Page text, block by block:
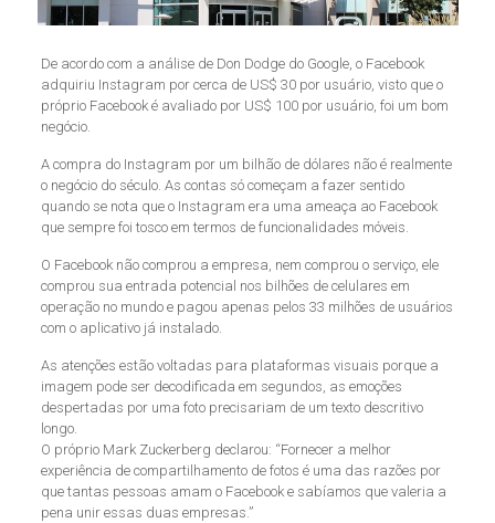
De acordo com a análise de Don Dodge do Google, o Facebook
adquiriu Instagram por cerca de US$ 30 por usuário, visto que o
próprio Facebook é avaliado por US$ 100 por usuário, foi um bom
negócio.
A compra do Instagram por um bilhão de dólares não é realmente
o negócio do século. As contas só começam a fazer sentido
quando se nota que o Instagram era uma ameaça ao Facebook
que sempre foi tosco em termos de funcionalidades móveis.
O Facebook não comprou a empresa, nem comprou o serviço, ele
comprou sua entrada potencial nos bilhões de celulares em
operação no mundo e pagou apenas pelos 33 milhões de usuários
com o aplicativo já instalado.
As atenções estão voltadas para plataformas visuais porque a
imagem pode ser decodificada em segundos, as emoções
despertadas por uma foto precisariam de um texto descritivo
longo.
O próprio Mark Zuckerberg declarou: “Fornecer a melhor
experiência de compartilhamento de fotos é uma das razões por
que tantas pessoas amam o Facebook e sabíamos que valeria a
pena unir essas duas empresas.”